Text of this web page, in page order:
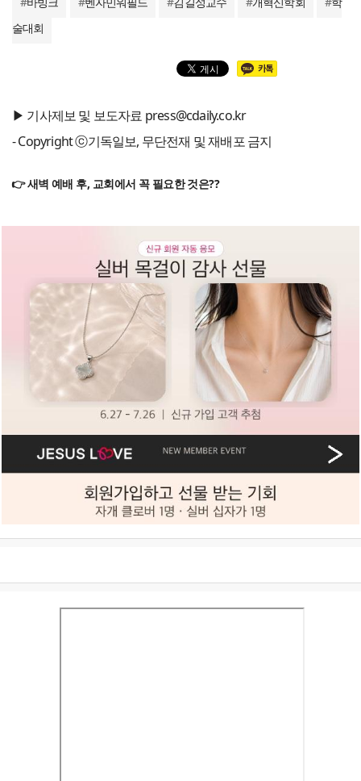
술대회
▶ 기사제보 및 보도자료 press@cdaily.co.kr
- Copyright ⓒ기독일보, 무단전재 및 재배포 금지
👉 새벽 예배 후, 교회에서 꼭 필요한 것은??